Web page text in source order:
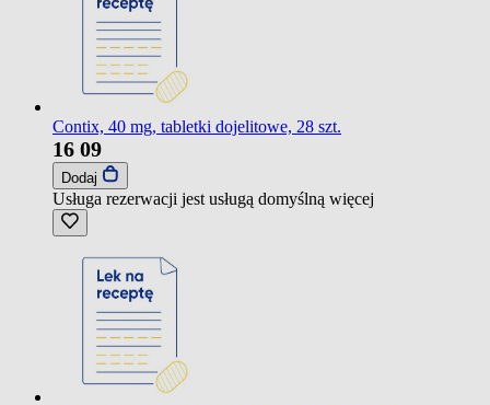
Contix, 40 mg, tabletki dojelitowe, 28 szt.
16 09
Dodaj
Usługa rezerwacji jest usługą domyślną więcej